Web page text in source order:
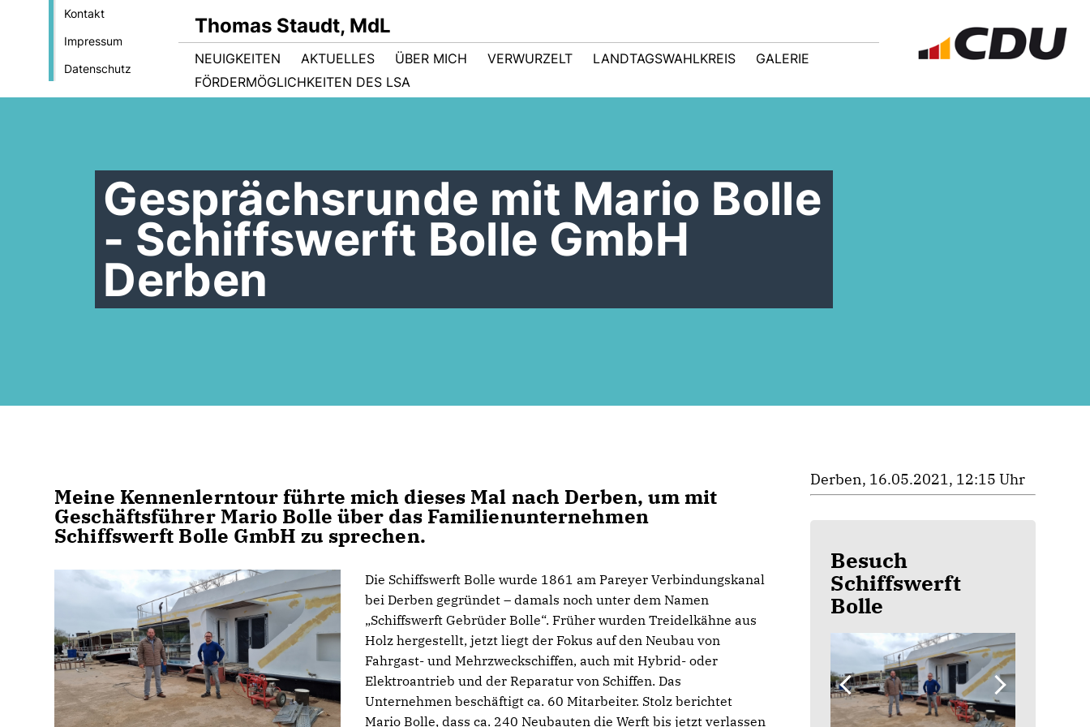
Kontakt
Impressum
Datenschutz
Thomas Staudt, MdL
NEUIGKEITEN AKTUELLES ÜBER MICH VERWURZELT LANDTAGSWAHLKREIS
GALERIE
FÖRDERMÖGLICHKEITEN DES LSA
Gesprächsrunde mit Mario Bolle
- Schiffswerft Bolle GmbH
Derben
Meine Kennenlerntour führte mich dieses Mal nach Derben, um mit
Geschäftsführer Mario Bolle über das Familienunternehmen
Schiffswerft Bolle GmbH zu sprechen.
Die Schiffswerft Bolle wurde 1861 am Pareyer Verbindungskanal
bei Derben gegründet – damals noch unter dem Namen
Schiffswerft Gebrüder Bolle“. Früher wurden Treidelkähne aus
Holz hergestellt, jetzt liegt der Fokus auf den Neubau von
Fahrgast- und Mehrzweckschiffen, auch mit Hybrid- oder
Elektroantrieb und der Reparatur von Schiffen. Das
Unternehmen beschäftigt ca. 60 Mitarbeiter. Stolz berichtet
Mario Bolle, dass ca. 240 Neubauten die Werft bis jetzt verlassen
Derben, 16.05.2021, 12:15 Uhr
Besuch
Schiffswerft
Bolle